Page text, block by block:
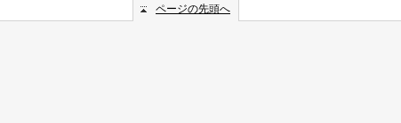
ページの先頭へ